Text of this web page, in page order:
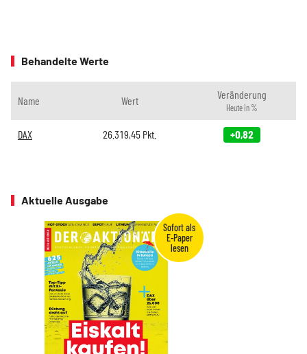
Behandelte Werte
Name Wert Veränderung
Heute in %
DAX 26.319,45 Pkt. +0,82
Aktuelle Ausgabe